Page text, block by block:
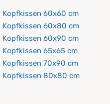
Kopfkissen 60x60 cm
Kopfkissen 60x80 cm
Kopfkissen 60x90 cm
Kopfkissen 65x65 cm
Kopfkissen 70x90 cm
Kopfkissen 80x80 cm